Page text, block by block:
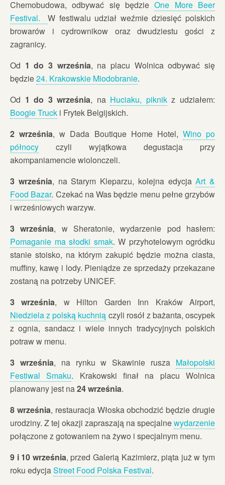
Chemobudowa, odbywać się będzieOne More Beer
Festival.W festiwalu udział weźmie dziesięć polskich
browarów i cydrownikow oraz dwudziestu gości z
zagranicy.
Od 1 do 3 września, na placu Wolnica odbywać się
będzie24. Krakowskie Miodobranie.
Od 1 do 3 września, na Huciaku, piknikz udziałem:
Boogie Truck i Frytek Belgijskich.
2 września, w Dada Boutique Home Hotel, Wino po
północy czyli wyjątkowa degustacja przy
akompaniamencie wiolonczeli.
3 września, na Starym Kleparzu, kolejna edycjaArt &
Food Bazar. Czekać na Was będzie menu pełne grzybów
i wrześniowych warzyw.
3 września, w Sheratonie, wydarzenie pod hasłem:
Pomaganie ma słodki smak. W przyhotelowym ogródku
stanie stoisko, na którym zakupić będzie można ciasta,
muffiny, kawę i lody. Pieniądze ze sprzedaży przekazane
zostaną na potrzeby UNICEF.
3 września, w Hilton Garden Inn Kraków Airport,
Niedziela z polską kuchnią czyli rosół z bażanta, oscypek
z ognia, sandacz i wiele innych tradycyjnych polskich
potraw w menu.
3 września, na rynku w Skawinie rusza Małopolski
Festiwal Smaku. Krakowski finał na placu Wolnica
planowany jest na24 września.
8 września, restauracja Włoska obchodzić będzie drugie
urodziny. Z tej okazji zapraszają na specjalnewydarzenie
połączone z gotowaniem na żywo i specjalnym menu.
9 i 10 września, przed Galerią Kazimierz, piąta już w tym
roku edycjaStreet Food Polska Festival.